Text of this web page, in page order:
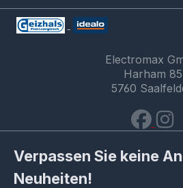
Electromax
Harham 85
5760
Verpassen Sie keine
Neuheiten!